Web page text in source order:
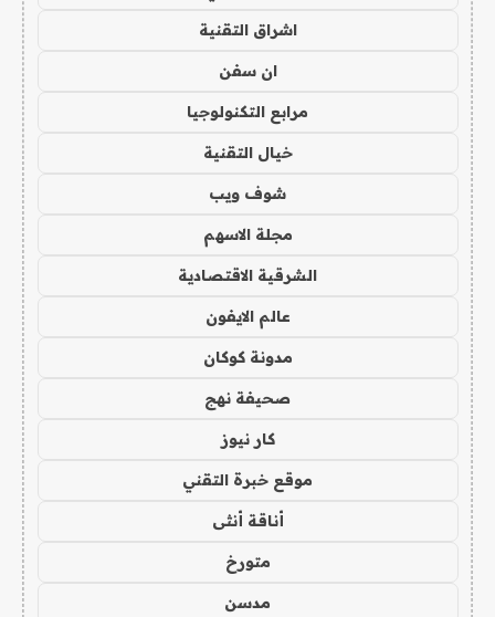
اشراق التقنية
ان سفن
مرابع التكنولوجيا
خيال التقنية
شوف ويب
مجلة الاسهم
الشرقية الاقتصادية
عالم الايفون
مدونة كوكان
صحيفة نهج
كار نيوز
موقع خبرة التقني
أناقة أنثى
متورخ
مدسن